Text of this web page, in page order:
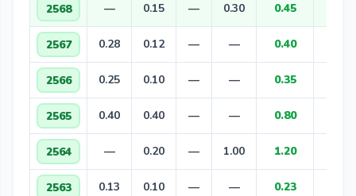
2568 — 0.15 — 0.30 0.45
2567 0.28 0.12 — — 0.40
2566 0.25 0.10 — — 0.35
2565 0.40 0.40 — — 0.80
2564 — 0.20 — 1.00 1.20
2563 0.13 0.10 — — 0.23